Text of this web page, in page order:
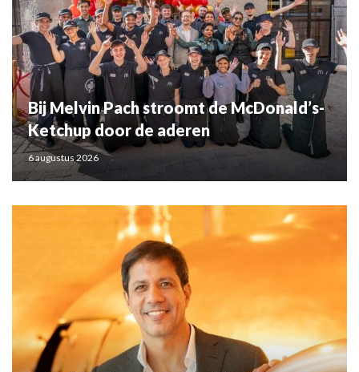
Bij Melvin Pach stroomt de McDonald’s-
Ketchup door de aderen
6 augustus 2026